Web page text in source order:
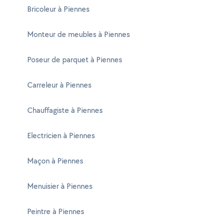
Bricoleur à Piennes
Monteur de meubles à Piennes
Poseur de parquet à Piennes
Carreleur à Piennes
Chauffagiste à Piennes
Electricien à Piennes
Maçon à Piennes
Menuisier à Piennes
Peintre à Piennes